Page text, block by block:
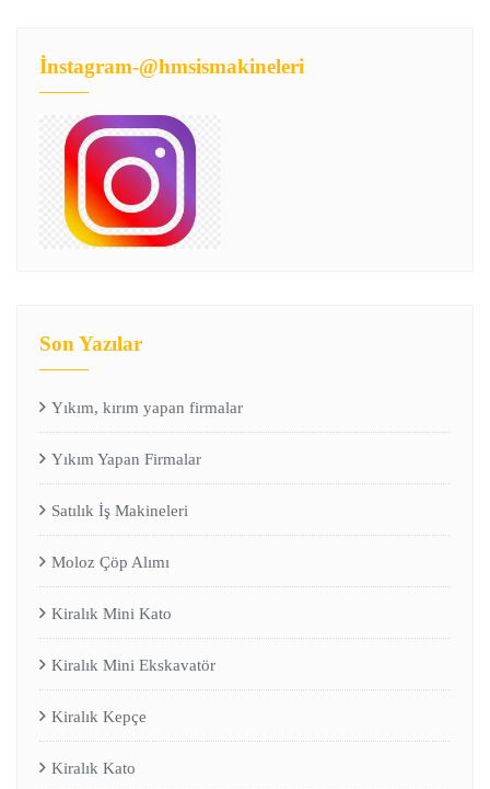
İnstagram-@hmsismakineleri
Son Yazılar
Yıkım, kırım yapan firmalar
Yıkım Yapan Firmalar
Satılık İş Makineleri
Moloz Çöp Alımı
Kiralık Mini Kato
Kiralık Mini Ekskavatör
Kiralık Kepçe
Kiralık Kato